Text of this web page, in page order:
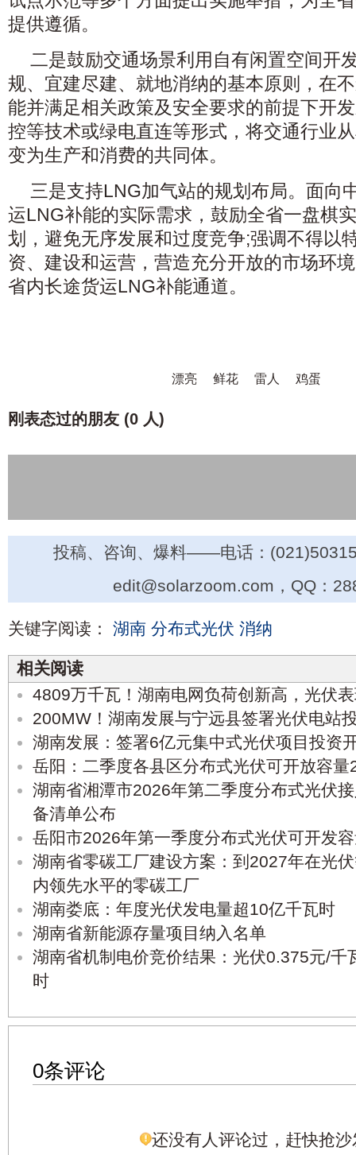
提供遵循。
二是鼓励交通场景利用自有闲置空间开
规、宜建尽建、就地消纳的基本原则，在
能并满足相关政策及安全要求的前提下开
控等技术或绿电直连等形式，将交通行业
变为生产和消费的共同体。
三是支持LNG加气站的规划布局。面向
运LNG补能的实际需求，鼓励全省一盘棋
划，避免无序发展和过度竞争;强调不得以
资、建设和运营，营造充分开放的市场环
省内长途货运LNG补能通道。
漂亮 鲜花 雷人 鸡蛋
刚表态过的朋友 (0 人)
投稿、咨询、爆料——电话：
edit@solarzoom.com，QQ：
关键字阅读： 湖南 分布式光伏 消纳
相关阅读
4809万千瓦！湖南电网负荷创新高，光伏
200MW！湖南发展与宁远县签署光伏电站
湖南发展：签署6亿元集中式光伏项目投资
岳阳：二季度各县区分布式光伏可开放容量
湖南省湘潭市2026年第二季度分布式光伏
备清单公布
岳阳市2026年第一季度分布式光伏可开发
湖南省零碳工厂建设方案：到2027年在光
内领先水平的零碳工厂
湖南娄底：年度光伏发电量超10亿千瓦时
湖南省新能源存量项目纳入名单
湖南省机制电价竞价结果：光伏0.375元/千
时
0条评论
还没有人评论过，赶快抢沙